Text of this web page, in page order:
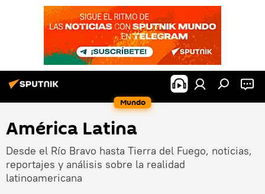
Mundo
América Latina
Desde el Río Bravo hasta Tierra del Fuego, noticias,
reportajes y análisis sobre la realidad
latinoamericana